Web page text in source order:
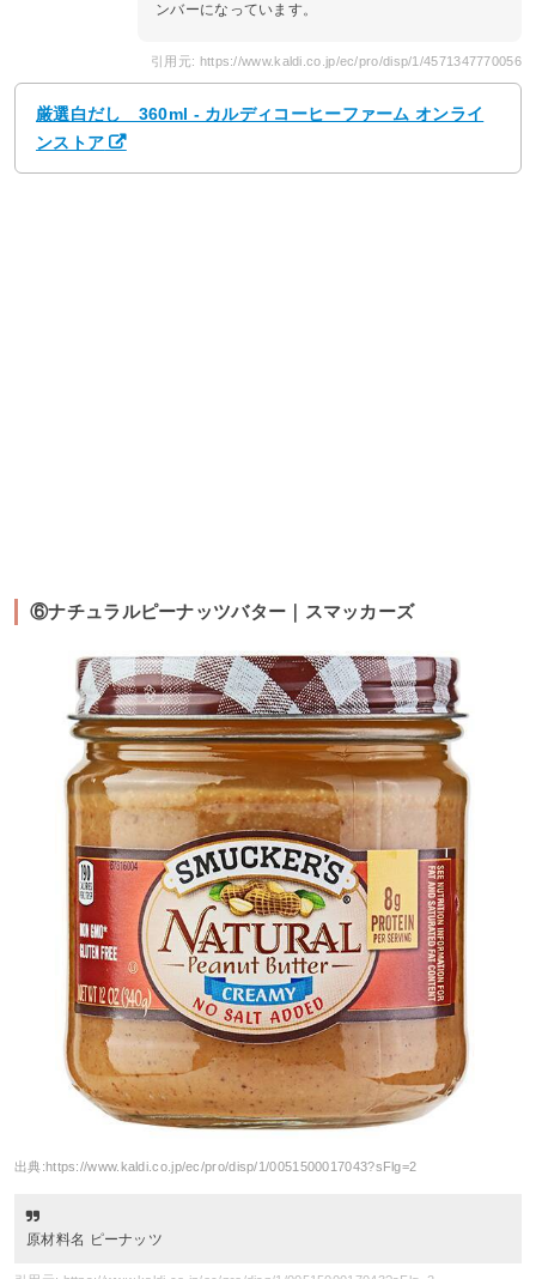
ンバーになっています。
引用元: https://www.kaldi.co.jp/ec/pro/disp/1/4571347770056
厳選白だし 360ml - カルディコーヒーファーム オンライ
ンストア
⑥ナチュラルピーナッツバター｜スマッカーズ
出典:https://www.kaldi.co.jp/ec/pro/disp/1/0051500017043?sFlg=2
原材料名 ピーナッツ